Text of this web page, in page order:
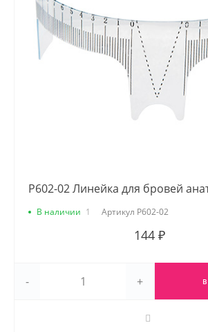
Р602-02 Линейка для бровей
В наличии 1 Артикул Р602-02
144 ₽
- +